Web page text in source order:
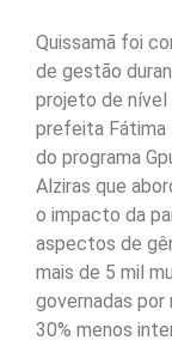
Quissamã foi
de gestão
projeto de nível
prefeita Fátima
do programa
Alziras que
o impacto da
aspectos de
mais de 5 mil
governadas
30% menos